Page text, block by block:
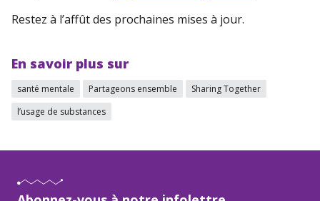
Restez à l’affût des prochaines mises à jour.
En savoir plus sur
santé mentale Partageons ensemble
Sharing Together
l’usage de substances